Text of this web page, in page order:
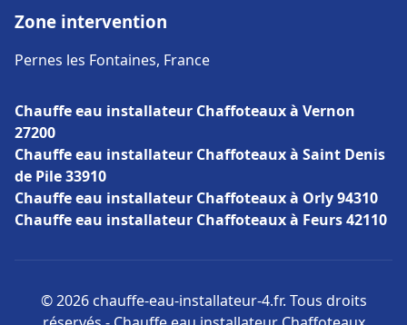
Zone intervention
Pernes les Fontaines, France
Chauffe eau installateur Chaffoteaux à Vernon
27200
Chauffe eau installateur Chaffoteaux à Saint Denis
de Pile 33910
Chauffe eau installateur Chaffoteaux à Orly 94310
Chauffe eau installateur Chaffoteaux à Feurs 42110
© 2026 chauffe-eau-installateur-4.fr. Tous droits